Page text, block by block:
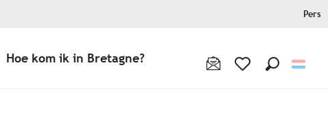
Pers
Hoe kom ik in Bretagne?